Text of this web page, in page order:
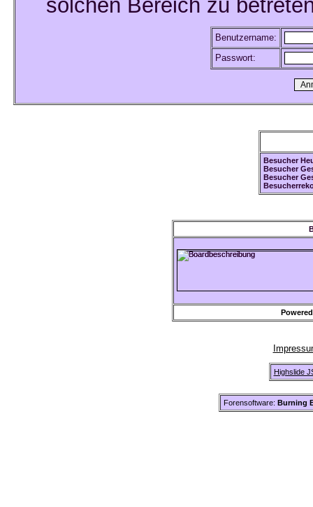
solchen Bereich zu
Benutzername:
Passwort:
Besucher
Besucher
Besucher
Highslide
Forensoftware: Burning